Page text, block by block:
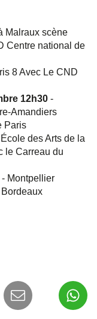
Malraux scène
Centre national de
8 Avec Le CND
12h30 -
Amandiers
Paris
École des Arts de la
le Carreau du
Montpellier